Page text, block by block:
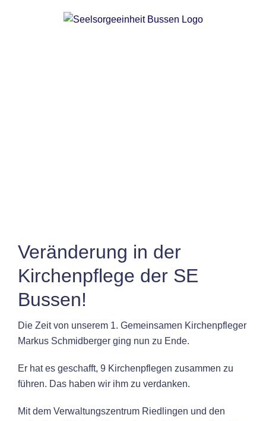
Veränderung in der
Kirchenpflege der SE
Bussen!
Die Zeit von unserem 1. Gemeinsamen Kirchenpfleger
Markus Schmidberger ging nun zu Ende.
Er hat es geschafft, 9 Kirchenpflegen zusammen zu
führen. Das haben wir ihm zu verdanken.
Mit dem Verwaltungszentrum Riedlingen und den